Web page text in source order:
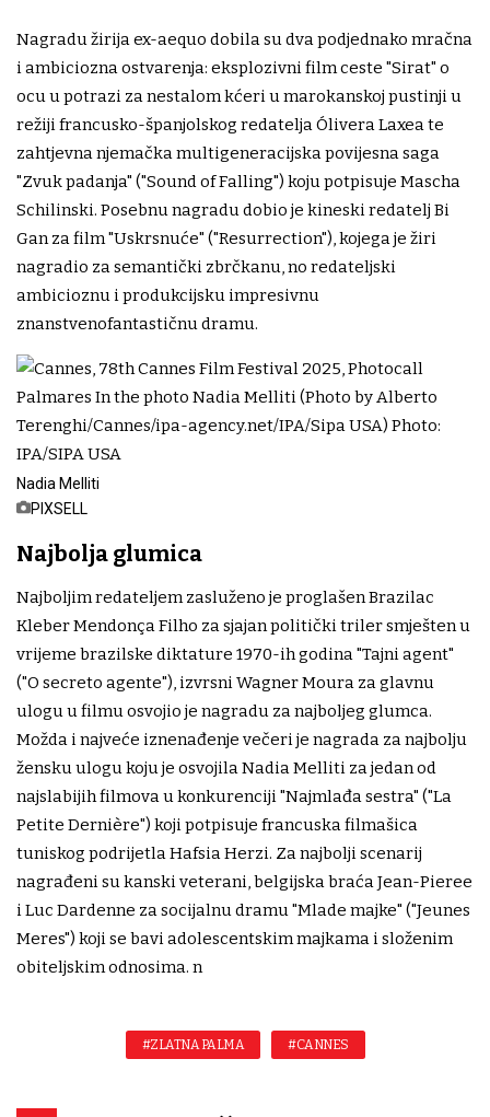
Nagradu žirija ex-aequo dobila su dva podjednako mračna
i ambiciozna ostvarenja: eksplozivni film ceste "Sirat" o
ocu u potrazi za nestalom kćeri u marokanskoj pustinji u
režiji francusko-španjolskog redatelja Ólivera Laxea te
zahtjevna njemačka multigeneracijska povijesna saga
"Zvuk padanja" ("Sound of Falling") koju potpisuje Mascha
Schilinski. Posebnu nagradu dobio je kineski redatelj Bi
Gan za film "Uskrsnuće" ("Resurrection"), kojega je žiri
nagradio za semantički zbrčkanu, no redateljski
ambicioznu i produkcijsku impresivnu
znanstvenofantastičnu dramu.
Nadia Melliti
PIXSELL
Najbolja glumica
Najboljim redateljem zasluženo je proglašen Brazilac
Kleber Mendonça Filho za sjajan politički triler smješten u
vrijeme brazilske diktature 1970-ih godina "Tajni agent"
("O secreto agente"), izvrsni Wagner Moura za glavnu
ulogu u filmu osvojio je nagradu za najboljeg glumca.
Možda i najveće iznenađenje večeri je nagrada za najbolju
žensku ulogu koju je osvojila Nadia Melliti za jedan od
najslabijih filmova u konkurenciji "Najmlađa sestra" ("La
Petite Dernière") koji potpisuje francuska filmašica
tuniskog podrijetla Hafsia Herzi. Za najbolji scenarij
nagrađeni su kanski veterani, belgijska braća Jean-Pieree
i Luc Dardenne za socijalnu dramu "Mlade majke" ("Jeunes
Meres") koji se bavi adolescentskim majkama i složenim
obiteljskim odnosima. n
#ZLATNA PALMA #CANNES